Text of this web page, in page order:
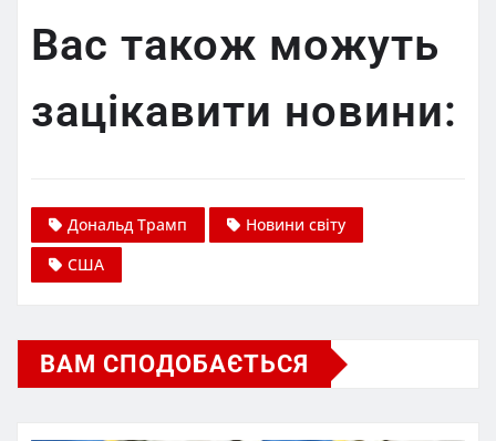
Вас також можуть
зацікавити новини:
Дональд Трамп
Новини світу
США
ВАМ СПОДОБАЄТЬСЯ